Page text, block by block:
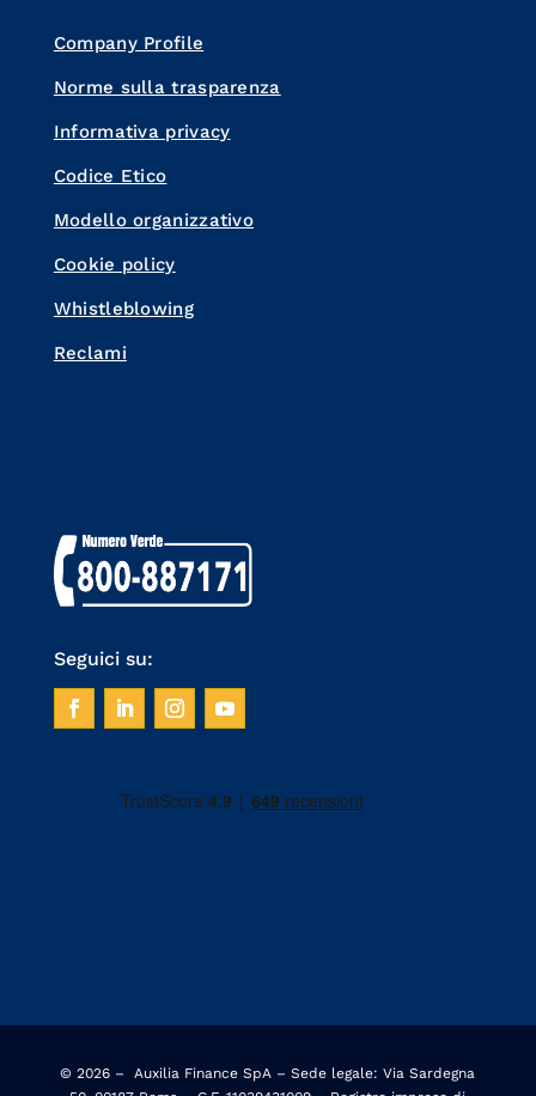
Company Profile
Norme sulla trasparenza
Informativa privacy
Codice Etico
Modello organizzativo
Cookie policy
Whistleblowing
Reclami
Seguici su:
© 2026 –
Auxilia Finance SpA – Sede legale: Via Sardegna